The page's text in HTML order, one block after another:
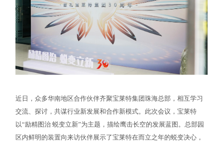
近日，众多华南地区合作伙伴齐聚宝莱特集团珠海总部，相互学习
交流、探讨，共谋行业新发展和合作新模式。此次会议，宝莱特
以“励精图治 蜕变立新”为主题，描绘鹰击长空的发展蓝图。总部园
区内鲜明的装置向来访伙伴展示了宝莱特在而立之年的蜕变决心，